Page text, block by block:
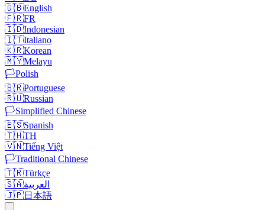
🇬🇧English
🇫🇷FR
🇮🇩Indonesian
🇮🇹Italiano
🇰🇷Korean
🇲🇾Melayu
🏳️Polish
🇧🇷Portuguese
🇷🇺Russian
🏳️Simplified Chinese
🇪🇸Spanish
🇹🇭TH
🇻🇳Tiếng Việt
🏳️Traditional Chinese
🇹🇷Türkçe
🇸🇦العربية
🇯🇵日本語